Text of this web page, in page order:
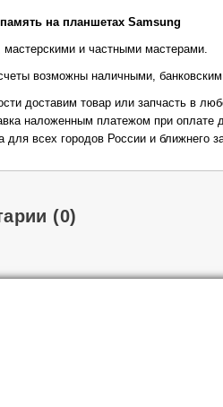
на планшетах Samsung
и частными мастерами.
возможны наличными,
доставим товар или запчасть в
наложенным платежом при оплате
для всех городов России и ближнего
(0)